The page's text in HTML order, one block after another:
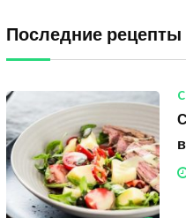
Последние рецепты